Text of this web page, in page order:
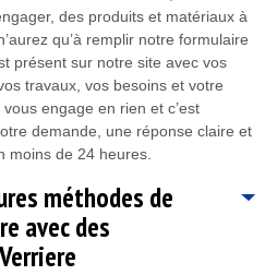
des produits et matériaux à
qu’à remplir notre formulaire
présent sur notre site avec vos
travaux, vos besoins et votre
engage en rien et c’est
demande, une réponse claire et
moins de 24 heures.
méthodes de
avec des